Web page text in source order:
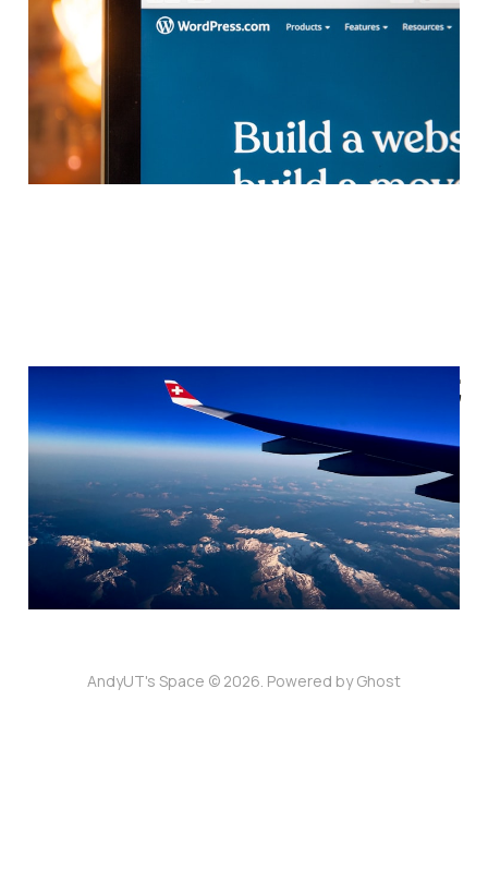
05 7月 2023
從 Gotogate 購票噩夢：我
折騰數月的經歷
24 6月 20236 min read
AndyUT's Space © 2026. Powered byGhost